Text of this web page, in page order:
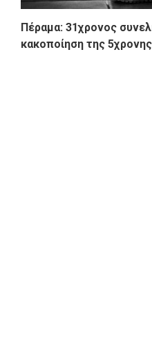
Πέραμα: 31χρονος
κακοποίηση της